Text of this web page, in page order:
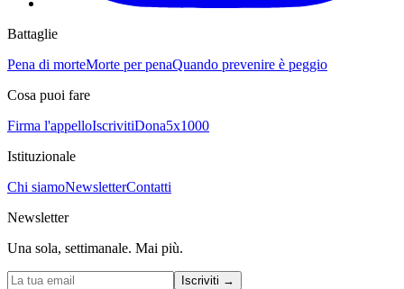
Battaglie
Pena di morteMorte per penaQuando prevenire è peggio
Cosa puoi fare
Firma l'appelloIscrivitiDona5x1000
Istituzionale
Chi siamoNewsletterContatti
Newsletter
Una sola, settimanale. Mai più.
Iscriviti →